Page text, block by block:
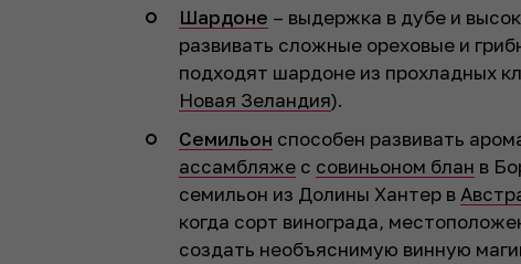
Шардоне – выдержка в дубе и
развивать сложные ореховые и
подходят шардоне из прохладных
Новая Зеландия).
Семильон способен развивать
ассамбляже с совиньоном блан в
семильон из Долины Хантер в
когда сорт винограда,
создать необъяснимую винную